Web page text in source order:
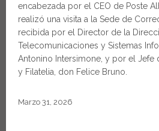
encabezada por el CEO de Poste
realizó una visita a la Sede de
recibida por el Director de la
Telecomunicaciones y Sistemas
Antonino Intersimone, y por el Jefe
y Filatelia, don Felice Bruno.
Marzo 31, 2026